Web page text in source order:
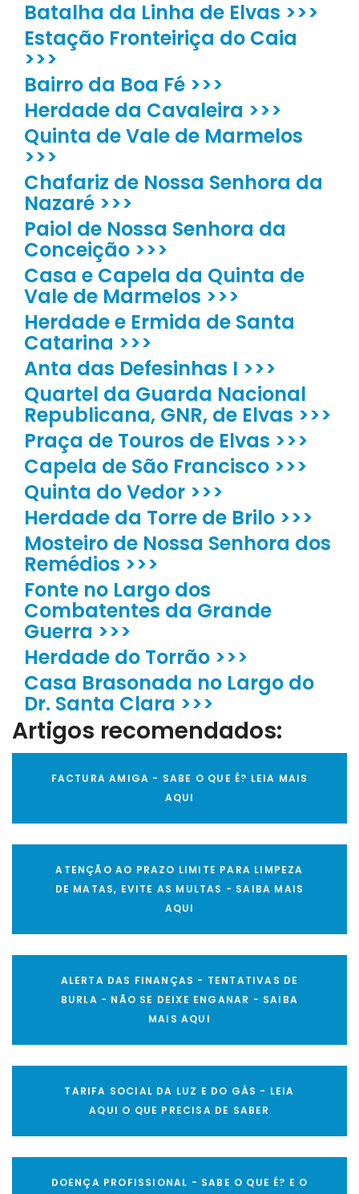
Batalha da Linha de Elvas >>>
Estação Fronteiriça do Caia
>>>
Bairro da Boa Fé >>>
Herdade da Cavaleira >>>
Quinta de Vale de Marmelos
>>>
Chafariz de Nossa Senhora da
Nazaré >>>
Paiol de Nossa Senhora da
Conceição >>>
Casa e Capela da Quinta de
Vale de Marmelos >>>
Herdade e Ermida de Santa
Catarina >>>
Anta das Defesinhas I >>>
Quartel da Guarda Nacional
Republicana, GNR, de Elvas >>>
Praça de Touros de Elvas >>>
Capela de São Francisco >>>
Quinta do Vedor >>>
Herdade da Torre de Brilo >>>
Mosteiro de Nossa Senhora dos
Remédios >>>
Fonte no Largo dos
Combatentes da Grande
Guerra >>>
Herdade do Torrão >>>
Casa Brasonada no Largo do
Dr. Santa Clara >>>
Artigos recomendados:
FACTURA AMIGA - SABE O QUE É? LEIA MAIS
AQUI
ATENÇÃO AO PRAZO LIMITE PARA LIMPEZA
DE MATAS, EVITE AS MULTAS - SAIBA MAIS
AQUI
ALERTA DAS FINANÇAS - TENTATIVAS DE
BURLA - NÃO SE DEIXE ENGANAR - SAIBA
MAIS AQUI
TARIFA SOCIAL DA LUZ E DO GÁS - LEIA
AQUI O QUE PRECISA DE SABER
DOENÇA PROFISSIONAL - SABE O QUE É? E O